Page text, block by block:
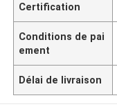
Certification
Conditions de pai
ement
Délai de livraison